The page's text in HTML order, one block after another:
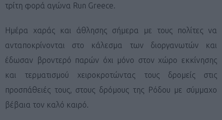
τρίτη φορά αγώνα Run Greece.
Ημέρα χαράς και άθλησης σήμερα με τους πολίτες να
ανταποκρίνονται στο κάλεσμα των διοργανωτών και
έδωσαν βροντερό παρών όχι μόνο στον χώρο εκκίνησης
και τερματισμού χειροκροτώντας τους δρομείς στις
προσπάθειές τους, στους δρόμους της Ρόδου με σύμμαχο
βέβαια τον καλό καιρό.